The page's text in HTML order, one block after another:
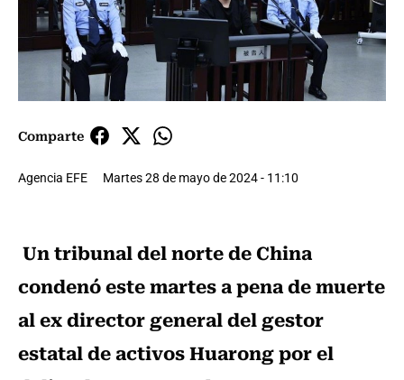
Comparte
Agencia EFE Martes 28 de mayo de 2024 - 11:10
Un tribunal del norte de China
condenó este martes a pena de muerte
al ex director general del gestor
estatal de activos Huarong por el